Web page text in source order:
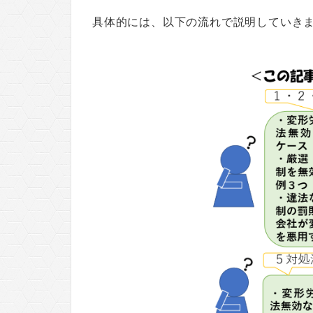
具体的には、以下の流れで説明していき